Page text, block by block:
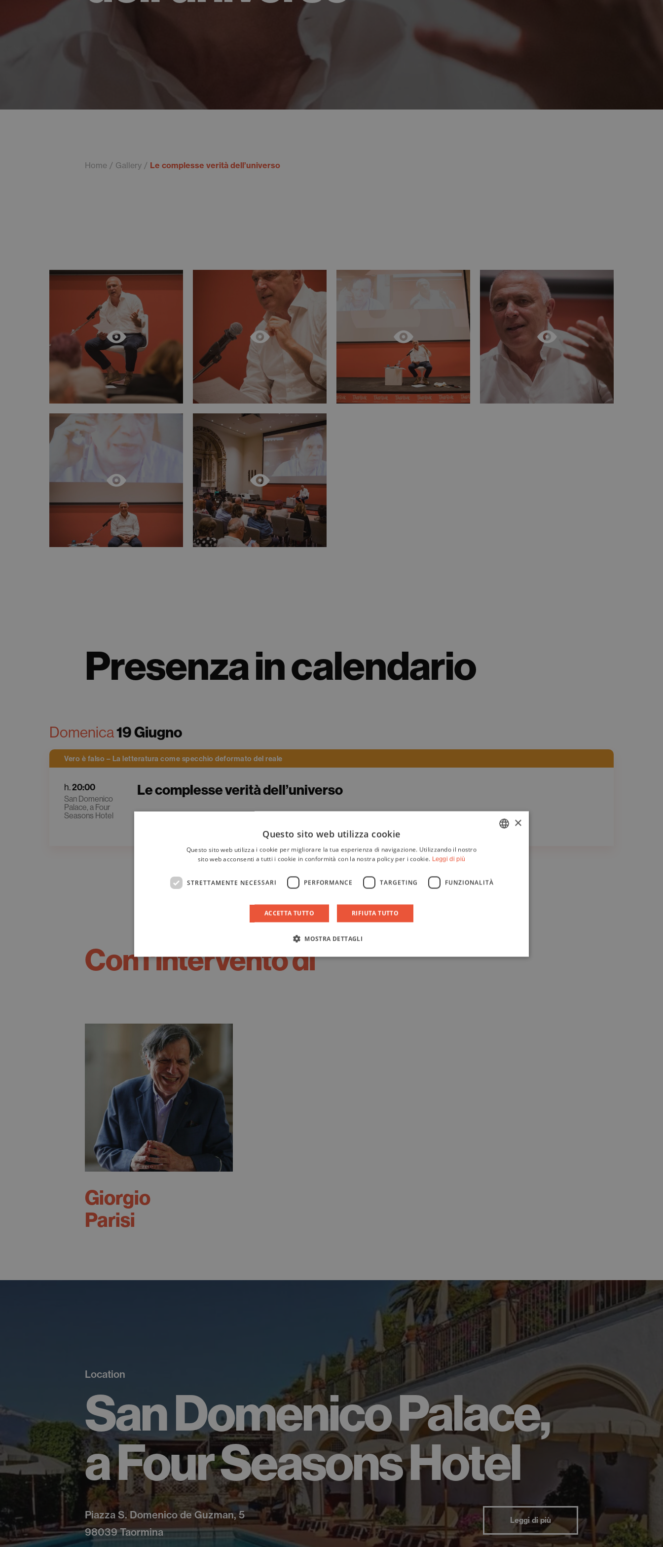
Home Gallery Le complesse verità dell’universo
Presenza in calendario
Domenica19 Giugno
Vero è falso – La letteratura come specchio deformato del reale
h.20:00
San Domenico
Palace, a Four
Seasons Hotel
Le complesse verità dell’universo
Con l'intervento di
Giorgio
Parisi
Location
San Domenico Palace,
a Four Seasons Hotel
Piazza S. Domenico de Guzman, 5
98039 Taormina
Leggi di più
×
Questo sito web utilizza cookie
Questo sito web utilizza i cookie per migliorare la tua esperienza di navigazione. Utilizzando il nostro
sito web acconsenti a tutti i cookie in conformità con la nostra policy per i cookie. Leggi di più
STRETTAMENTE NECESSARI PERFORMANCE TARGETING FUNZIONALITÀ
ACCETTA TUTTO RIFIUTA TUTTO
MOSTRA DETTAGLI